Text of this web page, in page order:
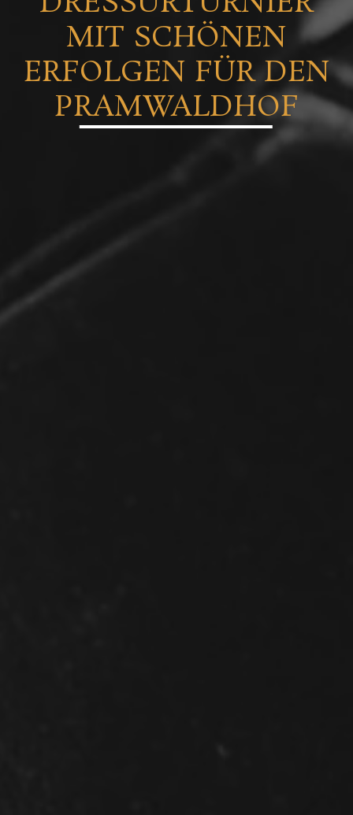
MIT SCHÖNEN
ERFOLGEN FÜR DEN
PRAMWALDHOF